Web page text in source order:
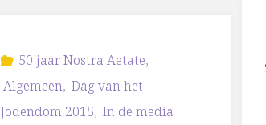
boodschap
van
50 jaar Nostra Aetate,
Algemeen, Dag van het
Jodendom 2015, In de media